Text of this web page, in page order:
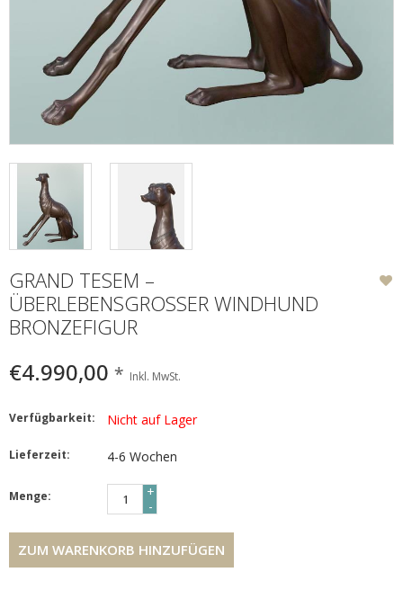
GRAND TESEM –
ÜBERLEBENSGROSSER WINDHUND B
RONZEFIGUR
€4.990,00 * Inkl. MwSt.
Verfügbarkeit: Nicht auf Lager
Lieferzeit: 4-6 Wochen
Menge:
+
-
ZUM WARENKORB HINZUFÜGEN